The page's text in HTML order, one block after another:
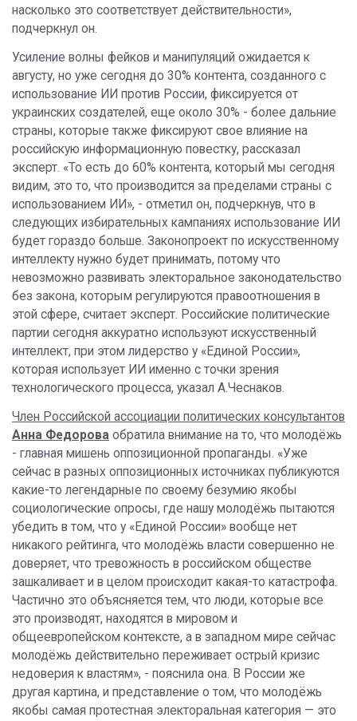
насколько это соответствует действительности»,
подчеркнул он.
Усиление волны фейков и манипуляций ожидается к
августу, но уже сегодня до 30% контента, созданного с
использование ИИ против России, фиксируется от
украинских создателей, еще около 30% - более дальние
страны, которые также фиксируют свое влияние на
российскую информационную повестку, рассказал
эксперт. «То есть до 60% контента, который мы сегодня
видим, это то, что производится за пределами страны с
использованием ИИ», - отметил он, подчеркнув, что в
следующих избирательных кампаниях использование ИИ
будет гораздо больше. Законопроект по искусственному
интеллекту нужно будет принимать, потому что
невозможно развивать электоральное законодательство
без закона, которым регулируются правоотношения в
этой сфере, считает эксперт. Российские политические
партии сегодня аккуратно используют искусственный
интеллект, при этом лидерство у «Единой России»,
которая использует ИИ именно с точки зрения
технологического процесса, указал А.Чеснаков.
Член Российской ассоциации политических консультантов
Анна Федорова обратила внимание на то, что молодёжь
- главная мишень оппозиционной пропаганды. «Уже
сейчас в разных оппозиционных источниках публикуются
какие-то легендарные по своему безумию якобы
социологические опросы, где нашу молодёжь пытаются
убедить в том, что у «Единой России» вообще нет
никакого рейтинга, что молодёжь власти совершенно не
доверяет, что тревожность в российском обществе
зашкаливает и в целом происходит какая-то катастрофа.
Частично это объясняется тем, что люди, которые все
это производят, находятся в мировом и
общеевропейском контексте, а в западном мире сейчас
молодёжь действительно переживает острый кризис
недоверия к властям», - пояснила она. В России же
другая картина, и представление о том, что молодёжь
якобы самая протестная электоральная категория — это